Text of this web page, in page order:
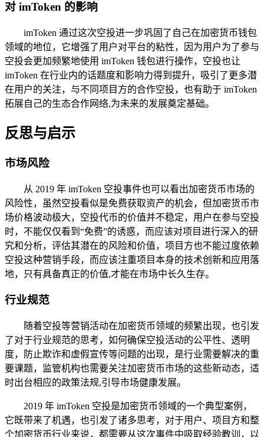
对 imToken 的影响
imToken 通过这次空投进一步巩固了自己在加密货币钱包
领域的地位，它增强了用户对平台的粘性，因为用户为了参与
空投会更加频繁地使用 imToken 钱包进行操作，空投也让
imToken 在行业内的话题度和影响力得到提升，吸引了更多潜
在用户的关注，与不同项目方的合作空投，也有助于 imToken
拓展自己的生态合作网络,为未来的发展奠定基础。
反思与启示
市场风险
从 2019 年 imToken 空投事件也可以看出加密货币市场的
风险性，虽然空投看似是免费获取资产的机会，但加密货币市
场价格波动极大，空投代币的价值并不稳定，用户在参与空投
时，不能仅仅看到“免费”的诱惑，而应该对项目进行深入的研
究和分析，评估其潜在的风险和价值，项目方也不能过度依赖
空投这种营销手段，而应该注重项目本身的技术创新和应用落
地，只有具备真正的价值,才能在市场中长久生存。
行业规范
随着空投等营销活动在加密货币领域的频繁出现，也引发
了对于行业规范的思考，如何确保空投活动的公平性、透明
度，防止欺诈和虚假宣传等问题的出现，是行业需要解决的重
要课题，监管机构也需要关注加密货币市场的这些新动态，适
时出台相应的政策法规,引导市场健康发展。
2019 年 imToken 空投是加密货币领域的一个典型案例，
它既带来了机遇，也引发了诸多思考，对于用户、项目方和整
个加密货币行业来说，都需要从这次事件中吸取经验教训，以